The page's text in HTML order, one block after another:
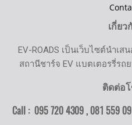
เกี่ยว
EV-ROADS เป็นเว็บไซต์นำเ
สถานีชาร์จ EV แบตเตอรรี่ร
ติดต่อ
Call : 095 720 4309 , 081 559